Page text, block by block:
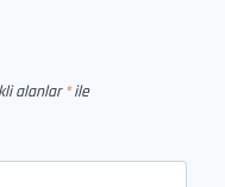
alanlar*ile